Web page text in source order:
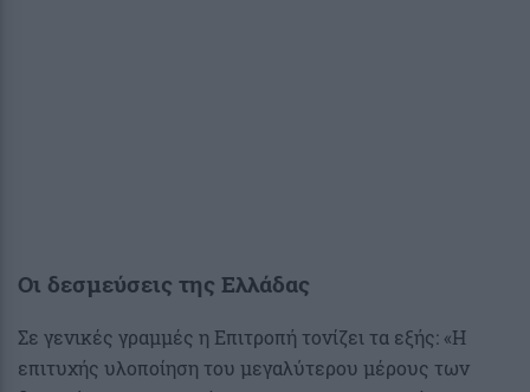
Οι δεσμεύσεις της Ελλάδας
Σε γενικές γραμμές η Επιτροπή τονίζει τα εξής: «Η
επιτυχής υλοποίηση του μεγαλύτερου μέρους των